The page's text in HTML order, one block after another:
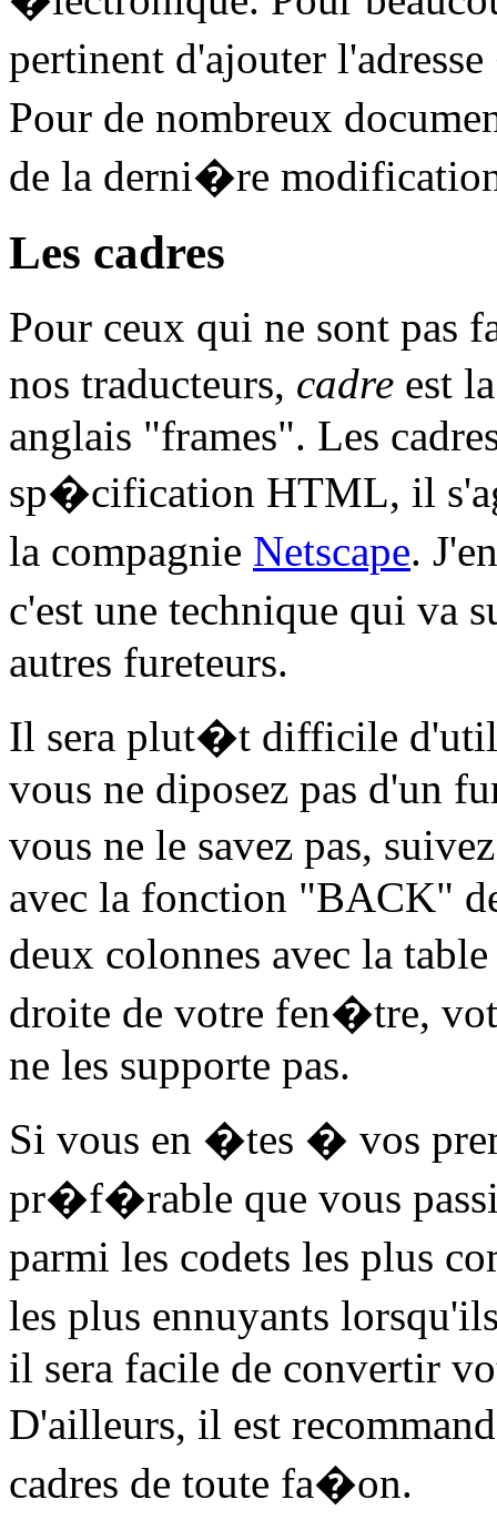
pertinent d'ajouter
Pour de nombreux
de la derni�re
Les cadres
Pour ceux qui ne sont pas
nos traducteurs, cadre est
anglais "frames". Les
sp�cification HTML, il
la compagnie Netscape.
c'est une technique qui va
autres fureteurs.
Il sera plut�t difficile
vous ne diposez pas d'un
vous ne le savez pas,
avec la fonction "BACK"
deux colonnes avec la
droite de votre fen�tre,
ne les supporte pas.
Si vous en �tes � vos
pr�f�rable que vous
parmi les codets les plus
les plus ennuyants
il sera facile de convertir
D'ailleurs, il est
cadres de toute fa�on.